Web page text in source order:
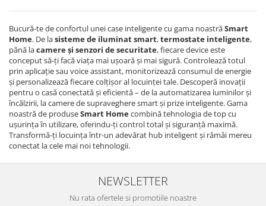
Bucură-te de confortul unei case inteligente cu gama noastrăSmart
Home. De lasisteme de iluminat smart,termostate inteligente,
până lacamere și senzori de securitate, fiecare device este
conceput să-ți facă viața mai ușoară și mai sigură. Controlează totul
prin aplicație sau voice assistant, monitorizează consumul de energie
și personalizează fiecare colțișor al locuinței tale. Descoperă inovații
pentru o casă conectată și eficientă – de la automatizarea luminilor și
încălzirii, la camere de supraveghere smart și prize inteligente. Gama
noastră de produseSmart Homecombină tehnologia de top cu
ușurința în utilizare, oferindu-ți control total și siguranță maximă.
Transformă-ți locuința într-un adevărat hub inteligent și rămâi mereu
conectat la cele mai noi tehnologii.
NEWSLETTER
Nu rata ofertele si promotiile noastre